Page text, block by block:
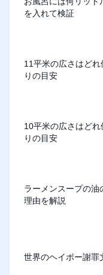
を入れて検証
11平米の広さはど
りの目安
10平米の広さはど
りの目安
ラーメンスープの油
理由を解説
世界のヘイポー謝罪